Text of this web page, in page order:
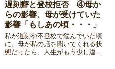
遅刻癖と登校拒否 ④母か
らの影響、母が受けていた
影響「もしあの頃・・・」
私が遅刻や不登校で悩んでいた頃
に、母が私の話を聞いてくれる状
態だったら、人生がもう少し違っ